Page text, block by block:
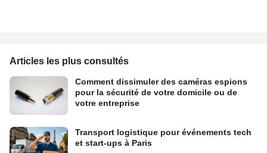
Articles les plus consultés
Comment dissimuler des caméras espions
pour la sécurité de votre domicile ou de
votre entreprise
Transport logistique pour événements tech
et start-ups à Paris